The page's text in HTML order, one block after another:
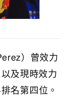
）曾效力
及現時效力
名第四位。